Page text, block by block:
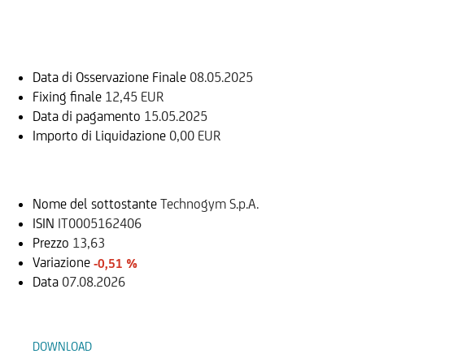
Data di Osservazione Finale 08.05.2025
Fixing finale 12,45 EUR
Data di pagamento 15.05.2025
Importo di Liquidazione 0,00 EUR
Nome del sottostante Technogym S.p.A.
ISIN IT0005162406
Prezzo 13,63
Variazione -0,51 %
Data 07.08.2026
DOWNLOAD